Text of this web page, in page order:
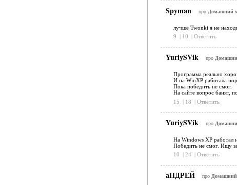
Spyman про Домашний
лучше Twonki я не
9
| 10 | Ответить
YuriySVik про
Программа реально
И на WinXP работала
Пока победить не смог.
На сайте вопрос банят,
15
| 18 | Ответить
YuriySVik про
На Windows XP работал
Победить не смог. Ищу
10
| 24 | Ответить
аНДРЕЙ про Домашний